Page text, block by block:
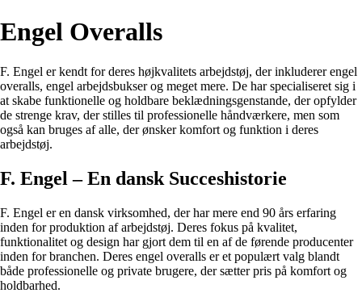
Engel Overalls
F. Engel er kendt for deres højkvalitets arbejdstøj, der inkluderer engel
overalls, engel arbejdsbukser og meget mere. De har specialiseret sig i
at skabe funktionelle og holdbare beklædningsgenstande, der opfylder
de strenge krav, der stilles til professionelle håndværkere, men som
også kan bruges af alle, der ønsker komfort og funktion i deres
arbejdstøj.
F. Engel – En dansk Succeshistorie
F. Engel er en dansk virksomhed, der har mere end 90 års erfaring
inden for produktion af arbejdstøj. Deres fokus på kvalitet,
funktionalitet og design har gjort dem til en af de førende producenter
inden for branchen. Deres engel overalls er et populært valg blandt
både professionelle og private brugere, der sætter pris på komfort og
holdbarhed.